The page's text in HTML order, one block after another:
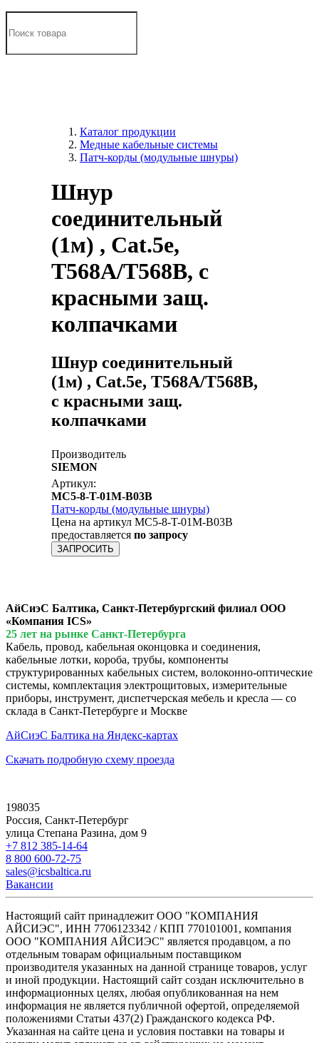
Каталог продукции
Медные кабельные системы
Патч-корды (модульные шнуры)
Шнур
соединительный
(1м) , Cat.5e,
T568A/T568B, c
красными защ.
колпачками
Шнур соединительный
(1м) , Cat.5e, T568A/T568B,
c красными защ.
колпачками
Производитель
SIEMON
Артикул:
MC5-8-T-01M-B03B
Патч-корды (модульные шнуры)
Цена на артикул MC5-8-T-01M-B03B
предоставляется по запросу
ЗАПРОСИТЬ
АйСиэС Балтика, Санкт-Петербургский филиал ООО
«Компания ICS»
25 лет на рынке Санкт-Петербурга
Кабель, провод, кабельная оконцовка и соединения,
кабельные лотки, короба, трубы, компоненты
структурированных кабельных систем, волоконно-оптические
системы, комплектация электрощитовых, измерительные
приборы, инструмент, диспетчерская мебель и кресла — со
склада в Санкт-Петербурге и Москве
АйСиэС Балтика на Яндекс-картах
Скачать подробную схему проезда
198035
Россия, Санкт-Петербург
улица Степана Разина, дом 9
+7 812 385-14-64
8 800 600-72-75
sales@icsbaltica.ru
Вакансии
Настоящий сайт принадлежит ООО "КОМПАНИЯ
АЙСИЭС", ИНН 7706123342 / КПП 770101001, компания
ООО "КОМПАНИЯ АЙСИЭС" является продавцом, а по
отдельным товарам официальным поставщиком
производителя указанных на данной странице товаров, услуг
и иной продукции. Настоящий сайт создан исключительно в
информационных целях, любая опубликованная на нем
информация не является публичной офертой, определяемой
положениями Статьи 437(2) Гражданского кодекса РФ.
Указанная на сайте цена и условия поставки на товары и